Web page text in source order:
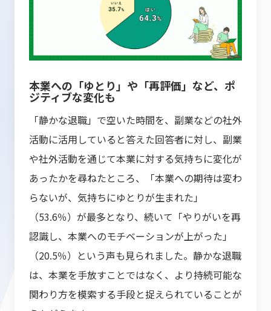
本業への「ゆとり」や「再評価」など、ポ
ジティブな変化も
「静かな退職」で空いた時間を、副業などの社外
活動に活用していると答えた回答者に対し、副業
や社外活動を通じて本業に対する気持ちに変化が
あったかを尋ねたところ、「本業への期待は変わ
らないが、気持ちにゆとりが生まれた」
（53.6％）が最多となり、続いて「やりがいを再
認識し、本業へのモチベーションが上がった」
（20.5％）という声も見られました。静かな退職
は、本業を手放すことではなく、より持続可能な
関わり方を模索する手段と捉えられていることが